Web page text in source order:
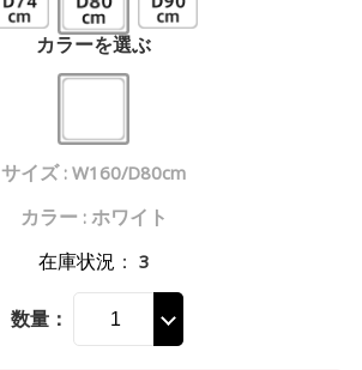
カラーを選ぶ
サイズ : W160/D80cm
カラー : ホワイト
在庫状況 ： 3
数量：